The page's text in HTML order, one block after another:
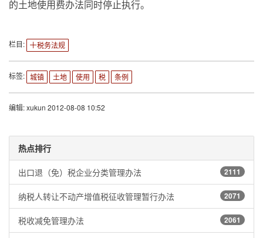
的土地使用费办法同时停止执行。
栏目: 税务法规
标签: 城镇 土地 使用 税 条例
编辑: xukun 2012-08-08 10:52
热点排行
2111
出口退（免）税企业分类管理办法
2071
纳税人转让不动产增值税征收管理暂行办法
2061
税收减免管理办法